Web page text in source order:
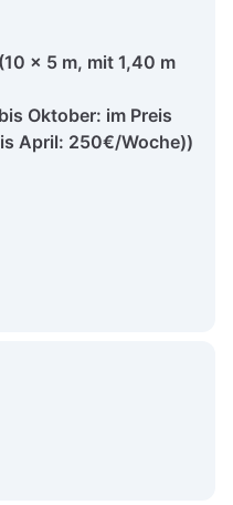
x 5 m, mit 1,40 m
Oktober: im Preis
April: 250€/Woche))